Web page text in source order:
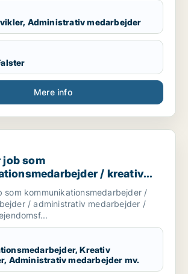
Administrativ medarbejder
Mere info
som kommunikationsmedarbejder / kreativ
job som
/ kreativ
/ administrativ medarbejder
/ ejendomsfunktionær
som kommunikationsmedarbejder /
/ administrativ medarbejder /
Kreativ
Administrativ medarbejder mv.